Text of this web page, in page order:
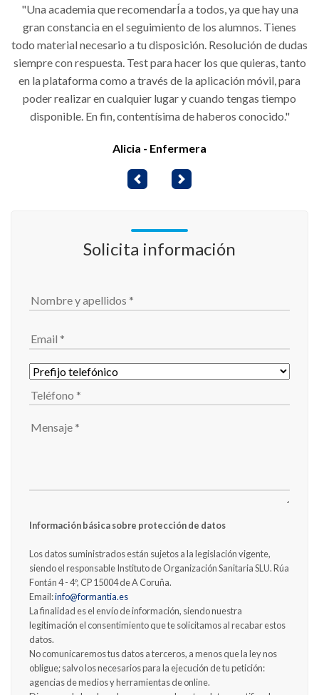
"Una academia que recomendarÍa a todos, ya que hay una
gran constancia en el seguimiento de los alumnos. Tienes
todo material necesario a tu disposición. Resolución de dudas
siempre con respuesta. Test para hacer los que quieras, tanto
en la plataforma como a través de la aplicación móvil, para
poder realizar en cualquier lugar y cuando tengas tiempo
disponible. En fin, contentísima de haberos conocido."
Alicia - Enfermera
PreviousNext
Solicita información
Información básica sobre protección de datos
Los datos suministrados están sujetos a la legislación vigente,
siendo el responsable Instituto de Organización Sanitaria SLU. Rúa
Fontán 4 - 4º, CP 15004 de A Coruña.
Email:info@formantia.es
La finalidad es el envío de información, siendo nuestra
legitimación el consentimiento que te solicitamos al recabar estos
datos.
No comunicaremos tus datos a terceros, a menos que la ley nos
obligue; salvo los necesarios para la ejecución de tu petición:
agencias de medios y herramientas de online.